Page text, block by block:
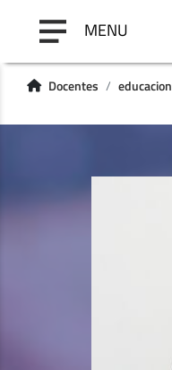
MENU
Docentes educacion